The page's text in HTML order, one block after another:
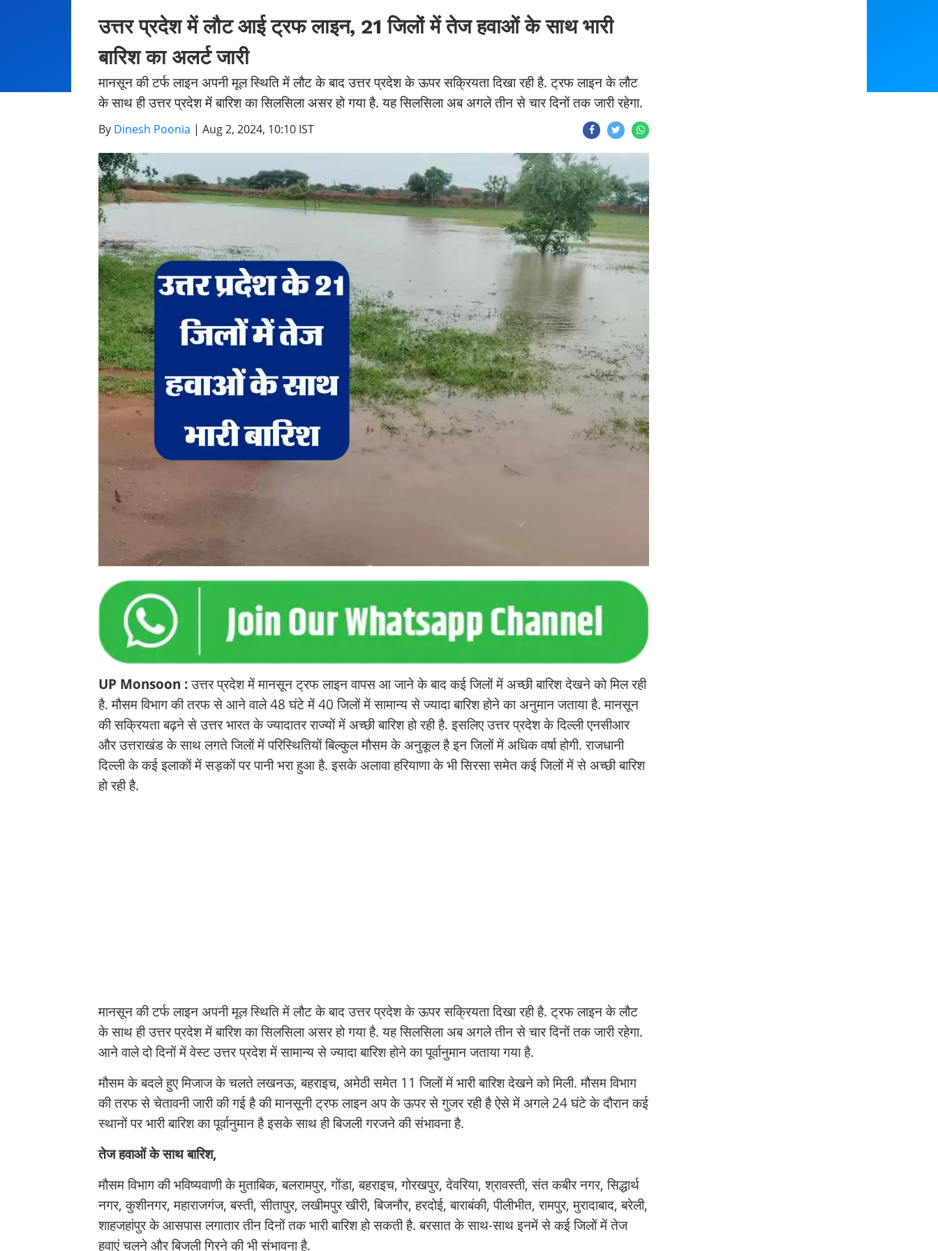
उत्तर प्रदेश में लौट आई ट्रफ लाइन, 21 जिलों में तेज हवाओं के साथ भारी
बारिश का अलर्ट जारी
मानसून की टर्फ लाइन अपनी मूल स्थिति में लौट के बाद उत्तर प्रदेश के ऊपर सक्रियता दिखा रही है. ट्रफ लाइन के लौट
के साथ ही उत्तर प्रदेश में बारिश का सिलसिला असर हो गया है. यह सिलसिला अब अगले तीन से चार दिनों तक जारी रहेगा.
By Dinesh Poonia | Aug 2, 2024, 10:10 IST
UP Monsoon :उत्तर प्रदेश में मानसून ट्रफ लाइन वापस आ जाने के बाद कई जिलों में अच्छी बारिश देखने को मिल रही
है. मौसम विभाग की तरफ से आने वाले 48 घंटे में 40 जिलों में सामान्य से ज्यादा बारिश होने का अनुमान जताया है. मानसून
की सक्रियता बढ़ने से उत्तर भारत के ज्यादातर राज्यों में अच्छी बारिश हो रही है. इसलिए उत्तर प्रदेश के दिल्ली एनसीआर
और उत्तराखंड के साथ लगते जिलों में परिस्थितियों बिल्कुल मौसम के अनुकूल है इन जिलों में अधिक वर्षा होगी. राजधानी
दिल्ली के कई इलाकों में सड़कों पर पानी भरा हुआ है. इसके अलावा हरियाणा के भी सिरसा समेत कई जिलों में से अच्छी बारिश
हो रही है.
मानसून की टर्फ लाइन अपनी मूल स्थिति में लौट के बाद उत्तर प्रदेश के ऊपर सक्रियता दिखा रही है. ट्रफ लाइन के लौट
के साथ ही उत्तर प्रदेश में बारिश का सिलसिला असर हो गया है. यह सिलसिला अब अगले तीन से चार दिनों तक जारी रहेगा.
आने वाले दो दिनों में वेस्ट उत्तर प्रदेश में सामान्य से ज्यादा बारिश होने का पूर्वानुमान जताया गया है.
मौसम के बदले हुए मिजाज के चलते लखनऊ, बहराइच, अमेठी समेत 11 जिलों में भारी बारिश देखने को मिली. मौसम विभाग
की तरफ से चेतावनी जारी की गई है की मानसूनी ट्रफ लाइन अप के ऊपर से गुजर रही है ऐसे में अगले 24 घंटे के दौरान कई
स्थानों पर भारी बारिश का पूर्वानुमान है इसके साथ ही बिजली गरजने की संभावना है.
तेज हवाओं के साथ बारिश,
मौसम विभाग की भविष्यवाणी के मुताबिक, बलरामपुर, गोंडा, बहराइच, गोरखपुर, देवरिया, श्रावस्ती, संत कबीर नगर, सिद्धार्थ
नगर, कुशीनगर, महाराजगंज, बस्ती, सीतापुर, लखीमपुर खीरी, बिजनौर, हरदोई, बाराबंकी, पीलीभीत, रामपुर, मुरादाबाद, बरेली,
शाहजहांपुर के आसपास लगातार तीन दिनों तक भारी बारिश हो सकती है. बरसात के साथ-साथ इनमें से कई जिलों में तेज
हवाएं चलने और बिजली गिरने की भी संभावना है.